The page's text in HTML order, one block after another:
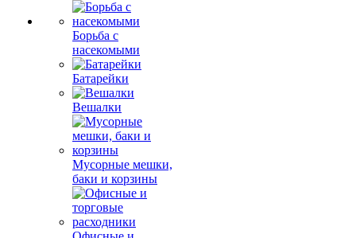
Борьба с
насекомыми
Батарейки
Вешалки
Мусорные мешки,
баки и корзины